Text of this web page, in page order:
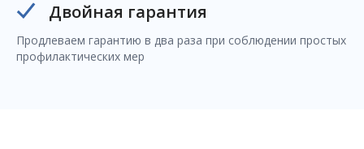
Двойная гарантия
Продлеваем гарантию в два раза при соблюдении простых
профилактических мер